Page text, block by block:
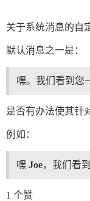
关于系统消息的自
默认消息之一是：
嘿。我们看到您
是否有办法使其针
例如：
嘿 Joe，我们看
1 个赞